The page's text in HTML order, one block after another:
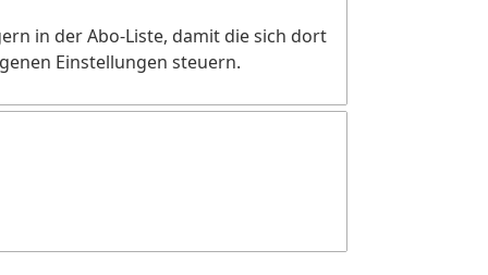
in der Abo-Liste, damit die sich dort
Einstellungen steuern.